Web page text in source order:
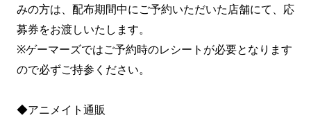
みの方は、配布期間中にご予約いただいた店舗にて、応
募券をお渡しいたします。
※ゲーマーズではご予約時のレシートが必要となります
ので必ずご持参ください。
◆アニメイト通販